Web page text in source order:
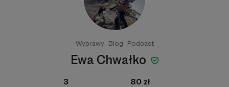
Wyprawy Blog Podcast
Ewa Chwałko
3
80 zł